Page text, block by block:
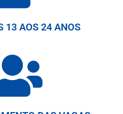
13 AOS 24 ANOS